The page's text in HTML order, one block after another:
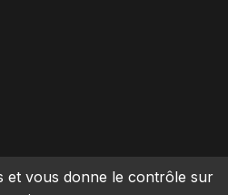
et vous donne le contrôle sur